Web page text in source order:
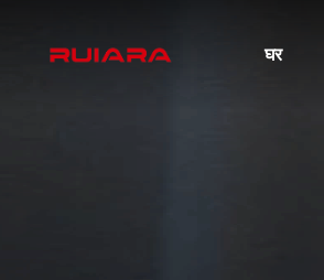
घर